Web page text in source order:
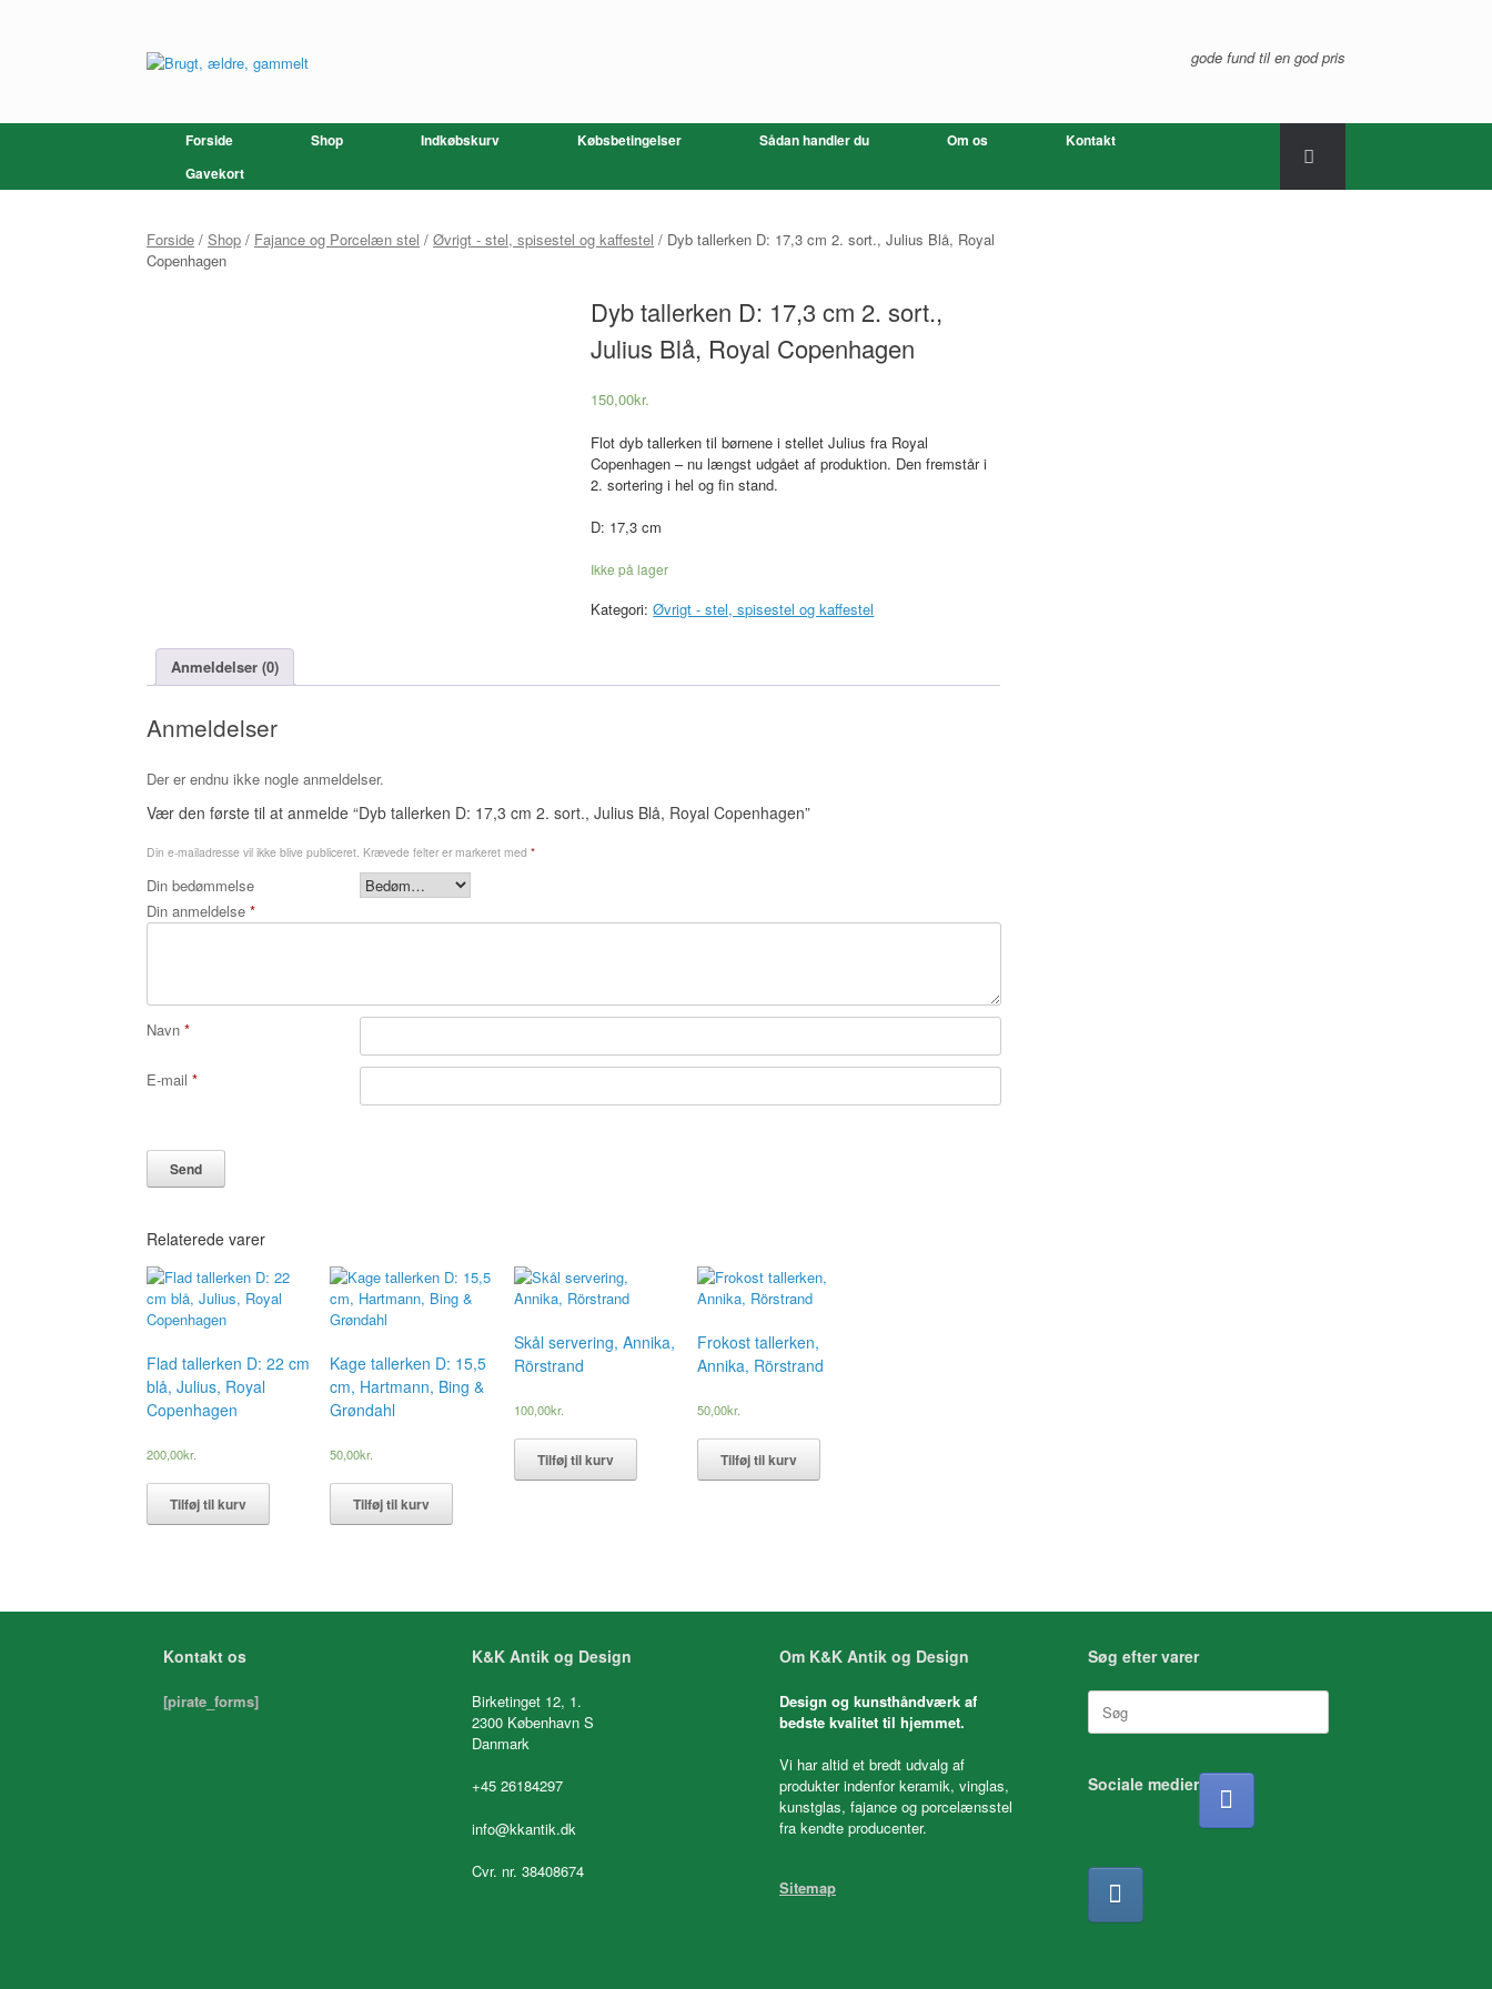
gode fund til en god pris
Forside Shop Indkøbskurv Købsbetingelser Sådan handler du Om os
Kontakt
Gavekort
Forside / Shop / Fajance og Porcelæn stel / Øvrigt - stel, spisestel og kaffestel / Dyb tallerken D: 17,3 cm 2. sort., Julius Blå, Royal
Copenhagen
Dyb tallerken D: 17,3 cm 2. sort.,
Julius Blå, Royal Copenhagen
150,00kr.
Flot dyb tallerken til børnene i stellet Julius fra Royal
Copenhagen – nu længst udgået af produktion. Den fremstår i
2. sortering i hel og fin stand.
D: 17,3 cm
Ikke på lager
Kategori:Øvrigt - stel, spisestel og kaffestel
Anmeldelser (0)
Anmeldelser
Der er endnu ikke nogle anmeldelser.
Vær den første til at anmelde “Dyb tallerken D: 17,3 cm 2. sort., Julius Blå, Royal Copenhagen”
Din e-mailadresse vil ikke blive publiceret. Krævede felter er markeret med *
Din bedømmelse
Din anmeldelse *
Navn *
E-mail *
Relaterede varer
Flad tallerken D: 22 cm
blå, Julius, Royal
Copenhagen
200,00kr.
Tilføj til kurv
Kage tallerken D: 15,5
cm, Hartmann, Bing &
Grøndahl
50,00kr.
Tilføj til kurv
Skål servering, Annika,
Rörstrand
100,00kr.
Tilføj til kurv
Frokost tallerken,
Annika, Rörstrand
50,00kr.
Tilføj til kurv
Kontakt os
[pirate_forms]
K&K Antik og Design
Birketinget 12, 1.
2300 København S
Danmark
+45 26184297
info@kkantik.dk
Cvr. nr. 38408674
Om K&K Antik og Design
Design og kunsthåndværk af
bedste kvalitet til hjemmet.
Vi har altid et bredt udvalg af
produkter indenfor keramik, vinglas,
kunstglas, fajance og porcelænsstel
fra kendte producenter.
Sitemap
Søg efter varer
Søg
efter:
Sociale medier